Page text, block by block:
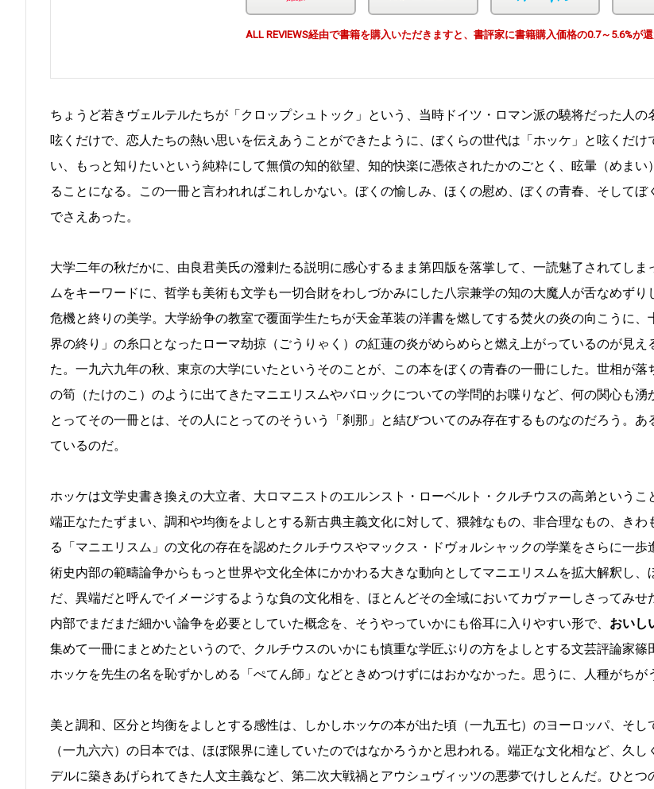
ALL REVIEWS経由で書籍を購入いただきますと、書評家に書籍購入価格の0.7～5.6%が還
ちょうど若きヴェルテルたちが「クロップシュトック」という、当時ドイツ・ロマン派の驍将だった人の
呟くだけで、恋人たちの熱い思いを伝えあうことができたように、ぼくらの世代は「ホッケ」と呟くだけ
い、もっと知りたいという純粋にして無償の知的欲望、知的快楽に憑依されたかのごとく、眩暈（めまい
ることになる。この一冊と言われればこれしかない。ぼくの愉しみ、ほくの慰め、ぼくの青春、そしてぼ
でさえあった。
大学二年の秋だかに、由良君美氏の潑剌たる説明に感心するまま第四版を落掌して、一読魅了されてしま
ムをキーワードに、哲学も美術も文学も一切合財をわしづかみにした八宗兼学の知の大魔人が舌なめずり
危機と終りの美学。大学紛争の教室で覆面学生たちが天金革装の洋書を燃してする焚火の炎の向こうに、
界の終り」の糸口となったローマ劫掠（ごうりゃく）の紅蓮の炎がめらめらと燃え上がっているのが見え
た。一九六九年の秋、東京の大学にいたというそのことが、この本をぼくの青春の一冊にした。世相が落
の筍（たけのこ）のように出てきたマニエリスムやバロックについての学問的お喋りなど、何の関心も湧
とってその一冊とは、その人にとってのそういう「刹那」と結びついてのみ存在するものなのだろう。あ
ているのだ。
ホッケは文学史書き換えの大立者、大ロマニストのエルンスト・ローベルト・クルチウスの高弟というこ
端正なたたずまい、調和や均衡をよしとする新古典主義文化に対して、猥雑なもの、非合理なもの、きわ
る「マニエリスム」の文化の存在を認めたクルチウスやマックス・ドヴォルシャックの学業をさらに一歩
術史内部の範疇論争からもっと世界や文化全体にかかわる大きな動向としてマニエリスムを拡大解釈し、
だ、異端だと呼んでイメージするような負の文化相を、ほとんどその全域においてカヴァーしさってみせ
内部でまだまだ細かい論争を必要としていた概念を、そうやっていかにも俗耳に入りやすい形で、 おいし
集めて一冊にまとめたというので、クルチウスのいかにも慎重な学匠ぶりの方をよしとする文芸評論家篠
ホッケを先生の名を恥ずかしめる「ぺてん師」などときめつけずにはおかなかった。思うに、人種がちが
美と調和、区分と均衡をよしとする感性は、しかしホッケの本が出た頃（一九五七）のヨーロッパ、そし
（一九六六）の日本では、ほぼ限界に達していたのではなかろうかと思われる。端正な文化相など、久し
デルに築きあげられてきた人文主義など、第二次大戦禍とアウシュヴィッツの悪夢でけしとんだ。ひとつ